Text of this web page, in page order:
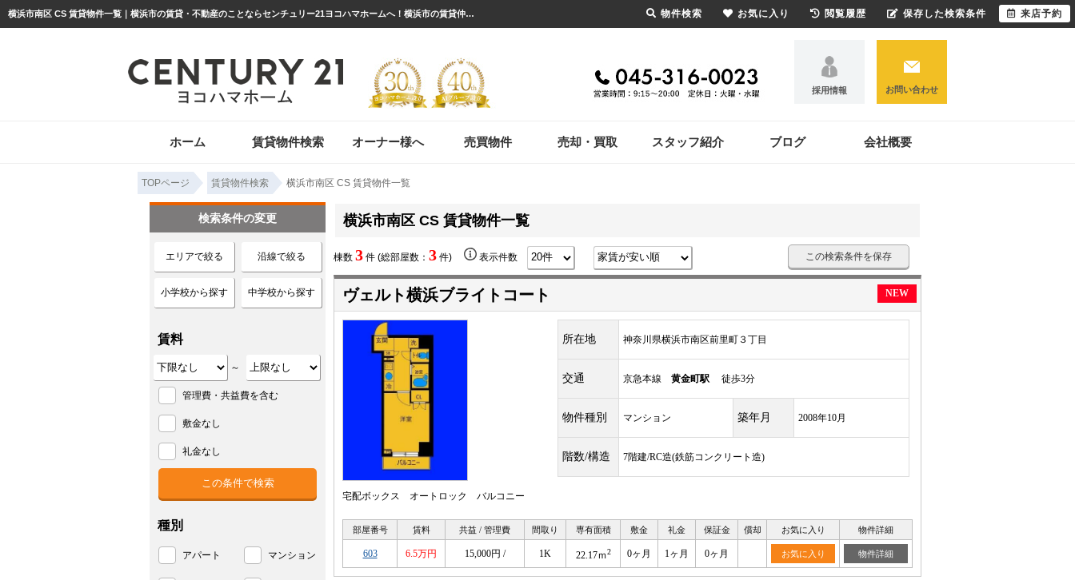
横浜市南区 CS 賃貸物件一覧｜横浜市の賃貸・不動産のことならセンチュリー21ヨコハマホームへ！横浜市の賃貸仲介や不動産売却・買取、不動産管理など不動産のことならなんでもご相談ください。
採用情報 お問い合わせ
ホーム 賃貸物件検索 オーナー様へ 売買物件 売却・買取 スタッフ紹介 ブログ 会社概要
TOPページ 賃貸物件検索 横浜市南区 CS 賃貸物件一覧
横浜市南区 CS 賃貸物件一覧
棟数 3 件 (総部屋数： 3 件) 表示件数 この検索条件を保存
ヴェルト横浜ブライトコート NEW
所在地 神奈川県横浜市南区前里町３丁目
交通 京急本線 黄金町駅 徒歩3分
物件種別 マンション 築年月 2008年10月
階数/構造 7階建/RC造(鉄筋コンクリート造)
宅配ボックス オートロック バルコニー
部屋番号 賃料 共益 / 管理費 間取り 専有面積 敷金 礼金 保証金 償却 お気に入り 物件詳細
603 6.5万円 15,000円 / 1K 22.17ｍ2 0ヶ月 1ヶ月 0ヶ月 お気に入り 物件詳細
検索条件の変更
エリアで絞る 沿線で絞る
小学校から探す 中学校から探す
賃料
～
管理費・共益費を含む
敷金なし
礼金なし
種別
アパート マンション
物件検索 お気に入り 閲覧履歴 保存した検索条件 来店予約